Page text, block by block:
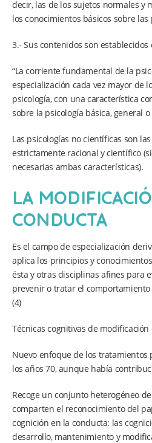
decir, las de los sujetos normales y
los conocimientos básicos sobre
3.- Sus contenidos son
“La corriente fundamental de la
especialización cada vez mayor de
psicología, con una característica
sobre la psicología básica, general o
Las psicologías no científicas son
estrictamente racional y científico
necesarias ambas características).
LA
CONDUCTA
Es el campo de especialización
aplica los principios y
ésta y otras disciplinas afines para
prevenir o tratar el
(4)
Técnicas cognitivas de modificación
Nuevo enfoque de los tratamientos
los años 70, aunque había
Recoge un conjunto heterogéneo
comparten el reconocimiento del
cognición en la conducta: las
desarrollo, mantenimiento y